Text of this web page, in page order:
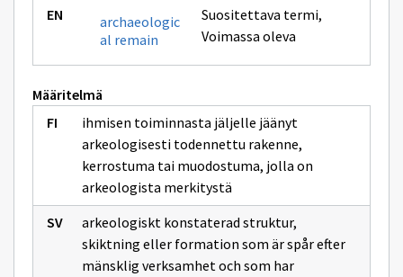
archaeologic
al remain
Suositettava termi,
Voimassa oleva
Määritelmä
ihmisen toiminnasta jäljelle jäänyt
arkeologisesti todennettu rakenne,
kerrostuma tai muodostuma, jolla on
arkeologista merkitystä
arkeologiskt konstaterad struktur,
skiktning eller formation som är spår efter
mänsklig verksamhet och som har